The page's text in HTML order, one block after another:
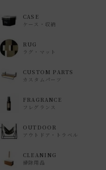
CASE
ケース・収納
RUG
ラグ・マット
CUSTOM PARTS
カスタムパーツ
FRAGRANCE
フレグランス
OUTDOOR
アウトドア・トラベル
CLEANING
掃除用品